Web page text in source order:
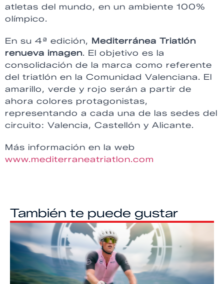
atletas del mundo, en un ambiente 100%
olímpico.
En su 4ª edición, Mediterránea Triatlón
renueva imagen. El objetivo es la
consolidación de la marca como referente
del triatlón en la Comunidad Valenciana. El
amarillo, verde y rojo serán a partir de
ahora colores protagonistas,
representando a cada una de las sedes del
circuito: Valencia, Castellón y Alicante.
Más información en la web
www.mediterraneatriatlon.com
También te puede gustar